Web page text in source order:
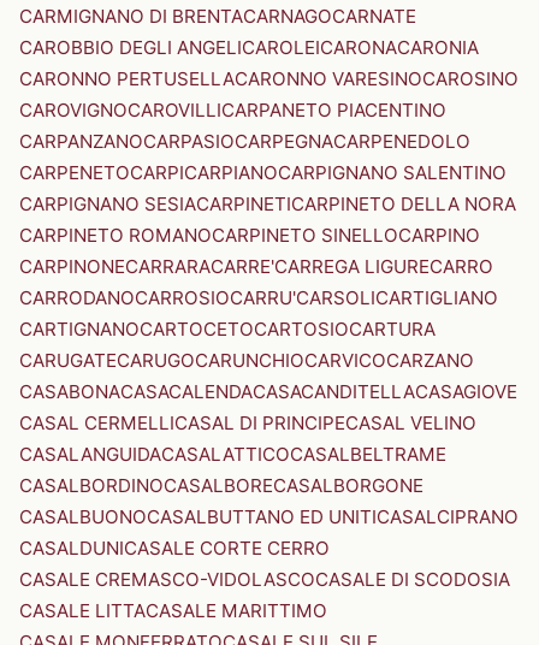
CARMIGNANO DI BRENTACARNAGOCARNATE
CAROBBIO DEGLI ANGELICAROLEICARONACARONIA
CARONNO PERTUSELLACARONNO VARESINOCAROSINO
CAROVIGNOCAROVILLICARPANETO PIACENTINO
CARPANZANOCARPASIOCARPEGNACARPENEDOLO
CARPENETOCARPICARPIANOCARPIGNANO SALENTINO
CARPIGNANO SESIACARPINETICARPINETO DELLA NORA
CARPINETO ROMANOCARPINETO SINELLOCARPINO
CARPINONECARRARACARRE'CARREGA LIGURECARRO
CARRODANOCARROSIOCARRU'CARSOLICARTIGLIANO
CARTIGNANOCARTOCETOCARTOSIOCARTURA
CARUGATECARUGOCARUNCHIOCARVICOCARZANO
CASABONACASACALENDACASACANDITELLACASAGIOVE
CASAL CERMELLICASAL DI PRINCIPECASAL VELINO
CASALANGUIDACASALATTICOCASALBELTRAME
CASALBORDINOCASALBORECASALBORGONE
CASALBUONOCASALBUTTANO ED UNITICASALCIPRANO
CASALDUNICASALE CORTE CERRO
CASALE CREMASCO-VIDOLASCOCASALE DI SCODOSIA
CASALE LITTACASALE MARITTIMO